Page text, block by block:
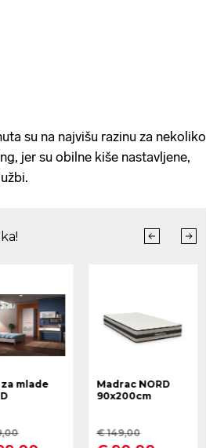
su na najvišu razinu za nekoliko
jer su obilne kiše nastavljene,